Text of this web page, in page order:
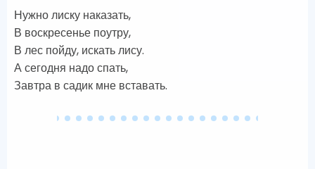
Нужно лиску наказать,
В воскресенье поутру,
В лес пойду, искать лису.
А сегодня надо спать,
Завтра в садик мне вставать.